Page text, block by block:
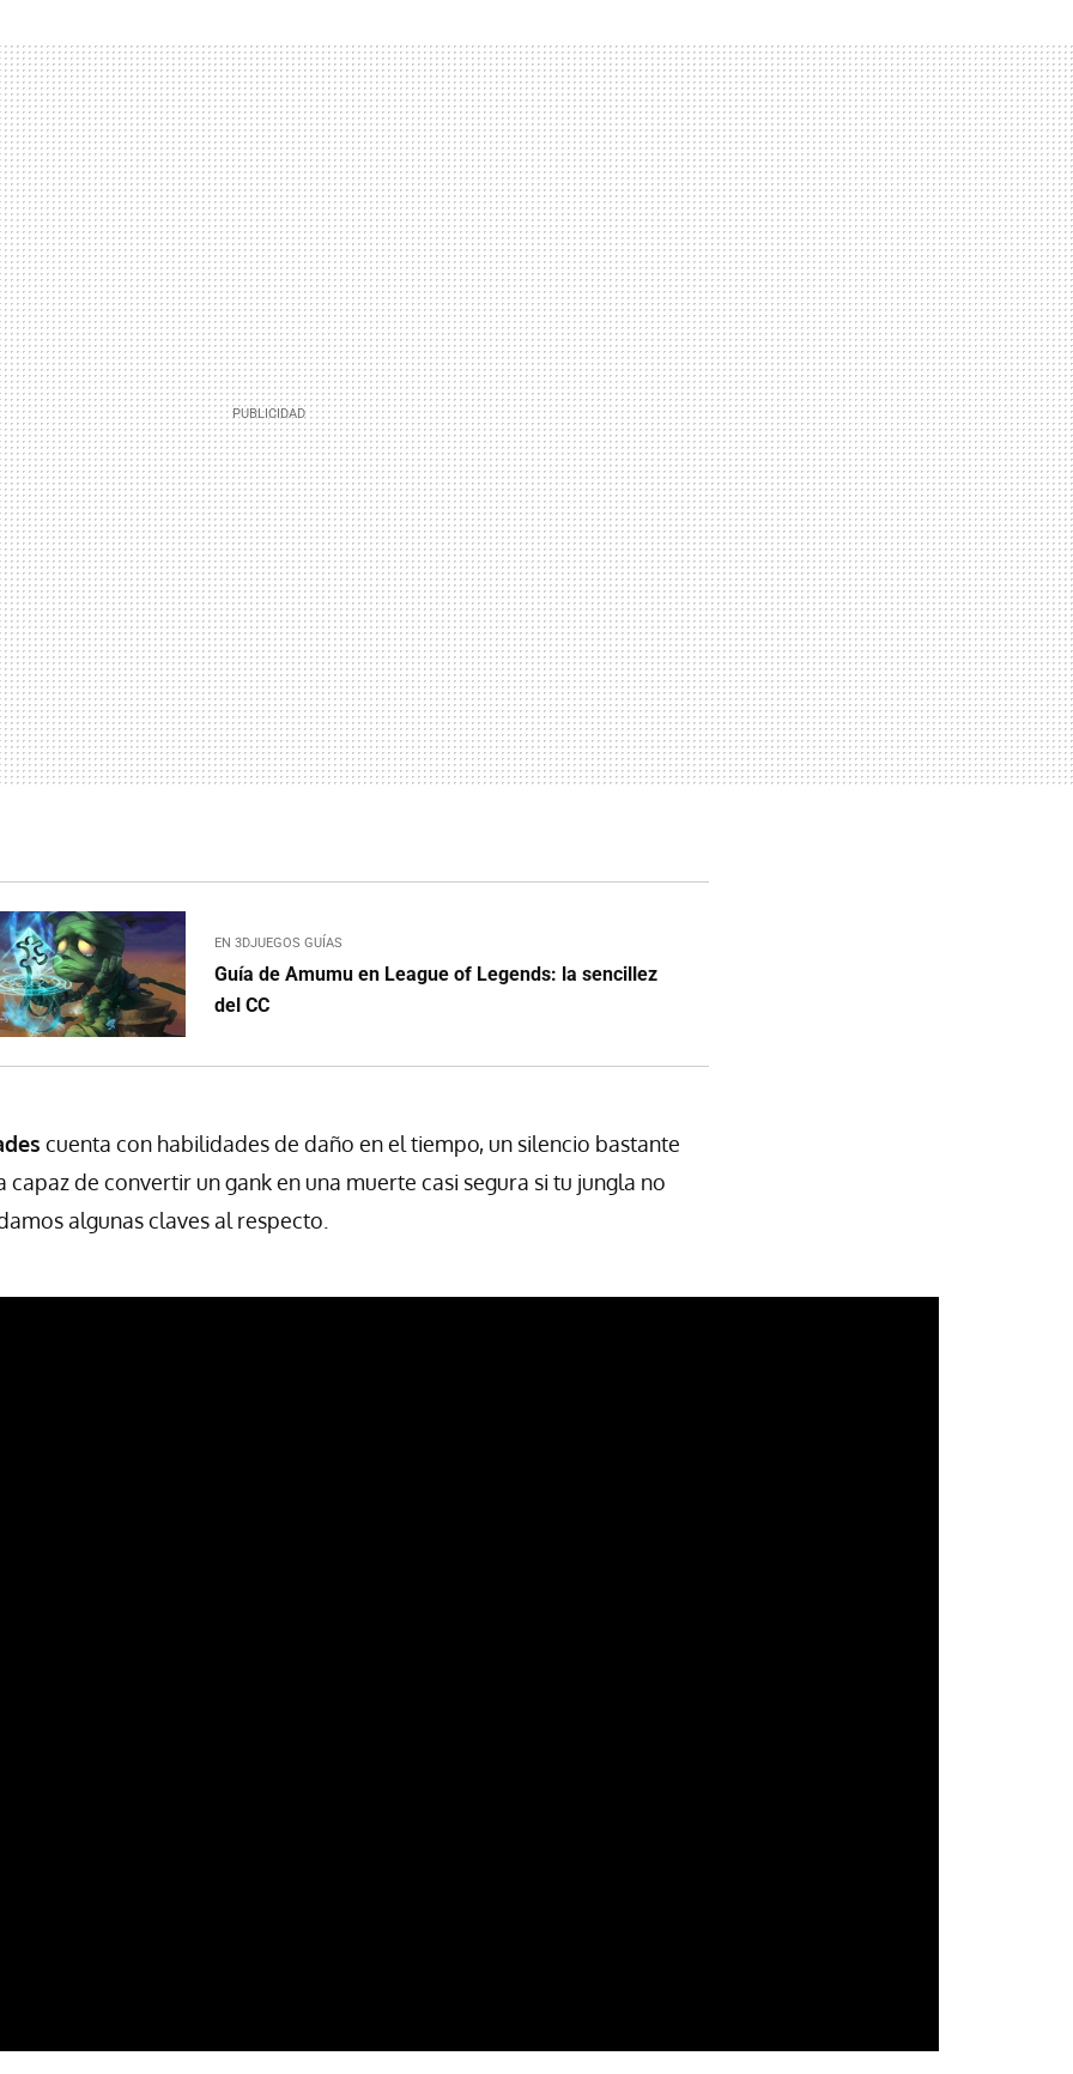
EN 3DJUEGOS GUÍAS
Guía de Amumu en League of Legends: la sencillez
del CC
cuenta con habilidades de daño en el tiempo, un silencio bastante
capaz de convertir un gank en una muerte casi segura si tu jungla no
algunas claves al respecto.